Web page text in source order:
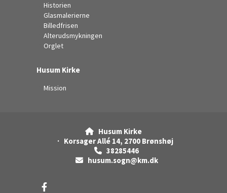
Historien
Glasmalerierne
Billedfrisen
Alterudsmykningen
Orglet
Husum Kirke
Mission

Husum Kirke
· Korsager Allé 14, 2700 Brønshøj
 38285446
husum.sogn@km.dk